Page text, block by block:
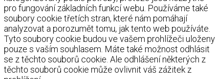
pro fungování základních funkcí webu. Používáme také
soubory cookie třetích stran, které nám pomáhají
analyzovat a porozumět tomu, jak tento web používáte.
Tyto soubory cookie budou ve vašem prohlížeči uloženy
pouze s vaším souhlasem. Máte také možnost odhlásit
se z těchto souborů cookie. Ale odhlášení některých z
těchto souborů cookie může ovlivnit váš zážitek z